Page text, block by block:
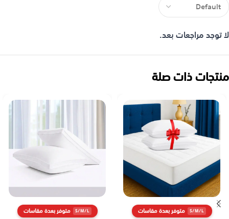
لا توجد مراجعات بعد.
منتجات ذات صلة
متوفر بعدة مقاسات متوفر بعدة مقاسات